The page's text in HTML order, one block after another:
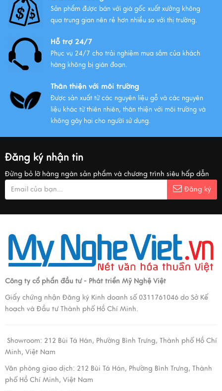
Sản phẩm được bán với giá gốc xuất xưởng không
qua trung gian nên rẻ hơn nhiều so với thị trường.
Hỗ trợ 24/7
Phục vụ 24/7 cho trải nghiệm mua sắm của khách
hàng không bị gián đoạn.
Thân thiện với môi trường
Được sản xuất từ các nguyên liệu gỗ và các nguyên
liệu khác từ thiên nhiên, thân thiện với môi trường và
không gây hại cho người sử dụng.
Đăng ký nhận tin
Đừng bỏ lỡ hàng ngàn sản phẩm và chương trình siêu hấp dẫn
Đăng ký
Công ty cổ phẩn đầu tư - Phát triển Mỹ Nghệ Việt
Giấy chứng nhận Đăng ký Kinh doanh số 0311761046 do Sở Kế
hoạch và Đầu tư Thành phố Hồ Chí Minh.
Showroom: 212 Bùi Tá Hán, Phường Bình Trưng, Thành phố Hồ Chí
Minh, Việt Nam
Văn phòng giao dịch: 212 Bùi Tá Hán, Phường Bình Trưng, Thành
phố Hồ Chí Minh, Việt Nam